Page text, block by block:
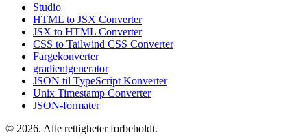
Studio
HTML to JSX Converter
JSX to HTML Converter
CSS to Tailwind CSS Converter
Fargekonverter
gradientgenerator
JSON til TypeScript Konverter
Unix Timestamp Converter
JSON-formater
© 2026. Alle rettigheter forbeholdt.